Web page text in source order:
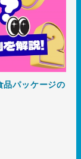
品パッケージの